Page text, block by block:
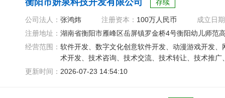
衡阳市妍泉科技开发有限公司 存续
公司法人： 张鸿炜 注册资本： 100万人民币
成立日
注册地址： 湖南省衡阳市雁峰区岳屏镇罗金桥4号衡阳幼儿师范
经营范围： 软件开发、数字文化创意软件开发、动漫游戏开发
术开发、技术咨询、技术交流、技术转让、技术推
更新时间： 2026-07-23 14:54:10